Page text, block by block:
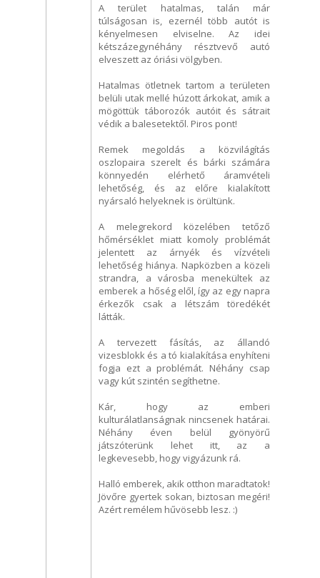
A terület hatalmas, talán már
túlságosan is, ezernél több autót is
kényelmesen elviselne. Az idei
kétszázegynéhány résztvevő autó
elveszett az óriási völgyben.
Hatalmas ötletnek tartom a területen
belüli utak mellé húzott árkokat, amik a
mögöttük táborozók autóit és sátrait
védik a balesetektől. Piros pont!
Remek megoldás a közvilágítás
oszlopaira szerelt és bárki számára
könnyedén elérhető áramvételi
lehetőség, és az előre kialakított
nyársaló helyeknek is örültünk.
A melegrekord közelében tetőző
hőmérséklet miatt komoly problémát
jelentett az árnyék és vízvételi
lehetőség hiánya. Napközben a közeli
strandra, a városba menekültek az
emberek a hőség elől, így az egy napra
érkezők csak a létszám töredékét
látták.
A tervezett fásítás, az állandó
vizesblokk és a tó kialakítása enyhíteni
fogja ezt a problémát. Néhány csap
vagy kút szintén segíthetne.
Kár, hogy az emberi
kulturálatlanságnak nincsenek határai.
Néhány éven belül gyönyörű
játszóterünk lehet itt, az a
legkevesebb, hogy vigyázunk rá.
Halló emberek, akik otthon maradtatok!
Jövőre gyertek sokan, biztosan megéri!
Azért remélem hűvösebb lesz. :)